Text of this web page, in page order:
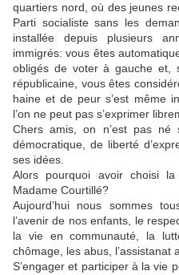
quartiers nord, où des jeunes
Parti socialiste sans les
installée depuis plusieurs
immigrés: vous êtes
obligés de voter à gauche et,
républicaine, vous êtes
haine et de peur s’est même
l’on ne peut pas s’exprimer
Chers amis, on n’est pas
démocratique, de liberté
ses idées.
Alors pourquoi avoir choisi
Madame Courtillé?
Aujourd’hui nous sommes
l’avenir de nos enfants, le
la vie en communauté, la
chômage, les abus, l’assistanat
S’engager et participer à la vie